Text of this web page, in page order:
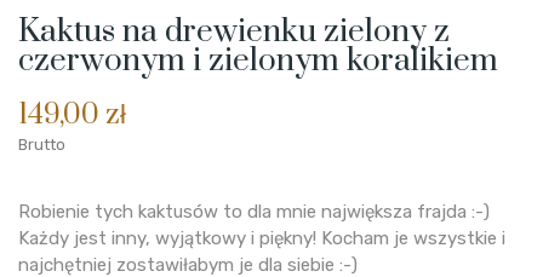
Kaktus na drewienku zielony z
czerwonym i zielonym koralikiem
149,00 zł
Brutto
Robienie tych kaktusów to dla mnie największa frajda :-)
Każdy jest inny, wyjątkowy i piękny! Kocham je wszystkie i
najchętniej zostawiłabym je dla siebie :-)